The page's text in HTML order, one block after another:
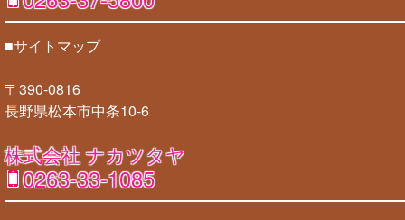
■サイトマップ
〒390-0816
長野県松本市中条10-6
株式会社 ナカツタヤ
0263-33-1085